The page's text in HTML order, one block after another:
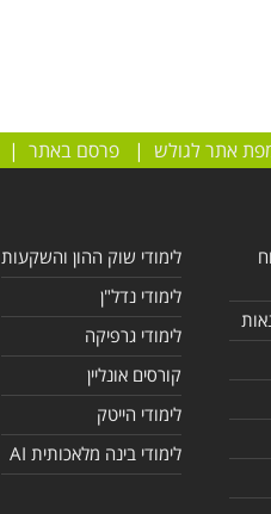
אתר לגולש |פרסם באתר |
לימודי שוק ההון והשקעות
לימודי נדל"ן
לימודי גרפיקה
קורסים אונליין
לימודי הייטק
לימודי בינה מלאכותית AI